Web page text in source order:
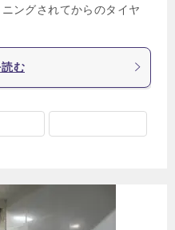
ングされてからのタイヤ
む